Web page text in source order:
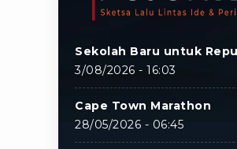
Sekolah Baru untuk
3/08/2026 - 16:03
Cape Town Marathon
28/05/2026 - 06:45